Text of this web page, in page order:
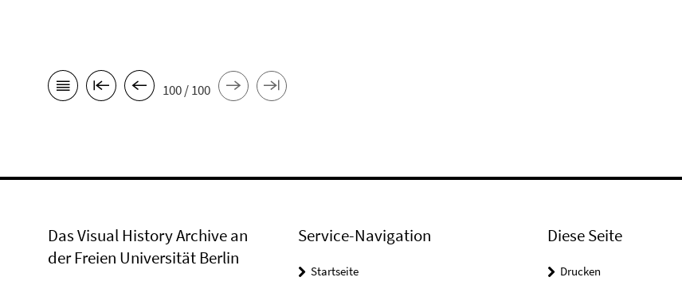
100 / 100
Das Visual History Archive an
der Freien Universität Berlin
Service-Navigation
Startseite
Diese Seite
Drucken